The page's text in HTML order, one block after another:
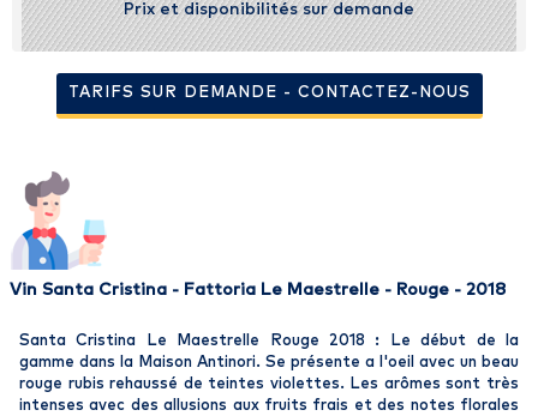
Prix et disponibilités sur demande
TARIFS SUR DEMANDE - CONTACTEZ-NOUS
Vin Santa Cristina - Fattoria Le Maestrelle - Rouge - 2018
Santa Cristina Le Maestrelle Rouge 2018 : Le début de la
gamme dans la Maison Antinori. Se présente a l'oeil avec un beau
rouge rubis rehaussé de teintes violettes. Les arômes sont très
intenses avec des allusions aux fruits frais et des notes florales